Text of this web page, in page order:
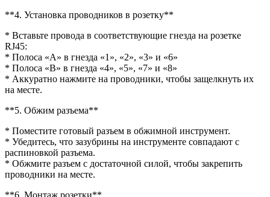
**4. Установка проводников в розетку**
* Вставьте провода в соответствующие гнезда на розетке
RJ45:
* Полоса «A» в гнезда «1», «2», «3» и «6»
* Полоса «B» в гнезда «4», «5», «7» и «8»
* Аккуратно нажмите на проводники, чтобы защелкнуть их
на месте.
**5. Обжим разъема**
* Поместите готовый разъем в обжимной инструмент.
* Убедитесь, что зазубрины на инструменте совпадают с
распиновкой разъема.
* Обжмите разъем с достаточной силой, чтобы закрепить
проводники на месте.
**6. Монтаж розетки**